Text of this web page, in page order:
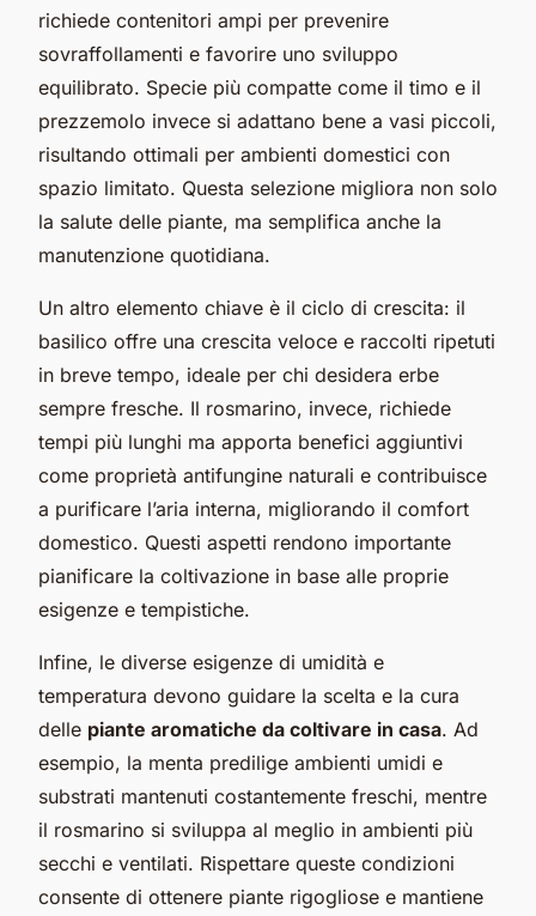
richiede contenitori ampi per prevenire
sovraffollamenti e favorire uno sviluppo
equilibrato. Specie più compatte come il timo e il
prezzemolo invece si adattano bene a vasi piccoli,
risultando ottimali per ambienti domestici con
spazio limitato. Questa selezione migliora non solo
la salute delle piante, ma semplifica anche la
manutenzione quotidiana.
Un altro elemento chiave è il ciclo di crescita: il
basilico offre una crescita veloce e raccolti ripetuti
in breve tempo, ideale per chi desidera erbe
sempre fresche. Il rosmarino, invece, richiede
tempi più lunghi ma apporta benefici aggiuntivi
come proprietà antifungine naturali e contribuisce
a purificare l’aria interna, migliorando il comfort
domestico. Questi aspetti rendono importante
pianificare la coltivazione in base alle proprie
esigenze e tempistiche.
Infine, le diverse esigenze di umidità e
temperatura devono guidare la scelta e la cura
delle piante aromatiche da coltivare in casa. Ad
esempio, la menta predilige ambienti umidi e
substrati mantenuti costantemente freschi, mentre
il rosmarino si sviluppa al meglio in ambienti più
secchi e ventilati. Rispettare queste condizioni
consente di ottenere piante rigogliose e mantiene